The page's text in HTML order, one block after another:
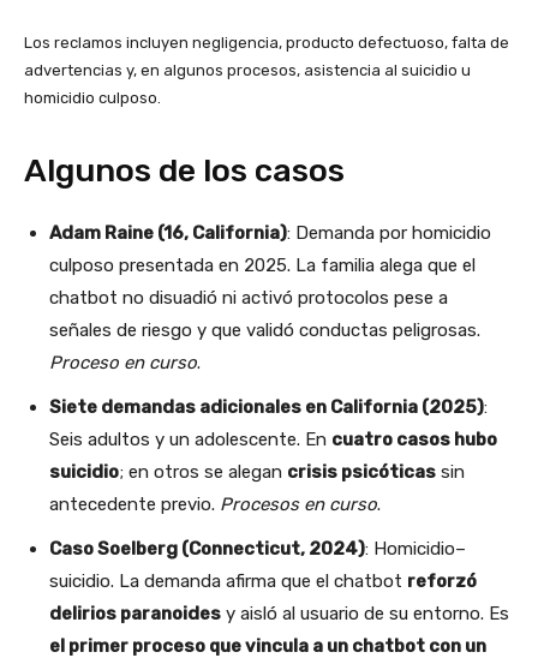
Los reclamos incluyen negligencia, producto defectuoso, falta de
advertencias y, en algunos procesos, asistencia al suicidio u
homicidio culposo.
Algunos de los casos
Adam Raine (16, California): Demanda por homicidio
culposo presentada en 2025. La familia alega que el
chatbot no disuadió ni activó protocolos pese a
señales de riesgo y que validó conductas peligrosas.
Proceso en curso.
Siete demandas adicionales en California (2025):
Seis adultos y un adolescente. En cuatro casos hubo
suicidio; en otros se alegan crisis psicóticas sin
antecedente previo. Procesos en curso.
Caso Soelberg (Connecticut, 2024): Homicidio–
suicidio. La demanda afirma que el chatbot reforzó
delirios paranoides y aisló al usuario de su entorno. Es
el primer proceso que vincula a un chatbot con un